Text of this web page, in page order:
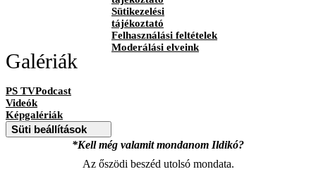
Sütikezelési
tájékoztató
Felhasználási feltételek
Moderálási elveink
Galériák
PS TVPodcast
Videók
Képgalériák
Süti beállítások
*Kell még valamit mondanom Ildikó?
Az őszödi beszéd utolsó mondata.